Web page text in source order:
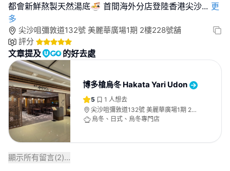
都會新鮮熬製天然湯底🍜 首間海外分店登陸香港尖沙... 更
多
尖沙咀彌敦道132號 美麗華廣場1期 2樓228號舖
評分
文章提及 的好去處
博多槍烏冬 Hakata Yari Udon
5 1 人想去
尖沙咀彌敦道132號 美麗華廣場1期 2樓
228號舖
烏冬、日式、烏冬專門店
顯示所有留言(2)...